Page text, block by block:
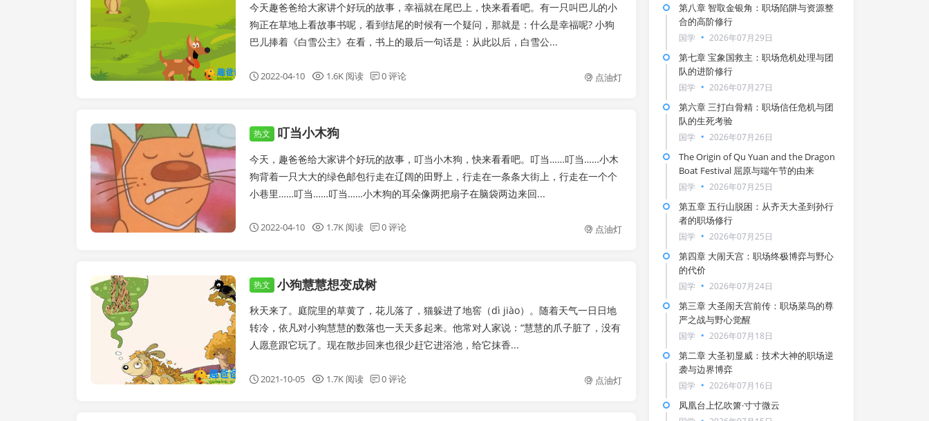
今天趣爸爸给大家讲个好玩的故事，幸福就在尾巴上，快来看看吧。有一只叫巴儿的小
狗正在草地上看故事书呢，看到结尾的时候有一个疑问，那就是：什么是幸福呢? 小狗
巴儿捧着《白雪公主》在看，书上的最后一句话是：从此以后，白雪公...
2022-04-10 1.6K 阅读 0 评论 点油灯
睡前故事
热文 叮当小木狗
今天，趣爸爸给大家讲个好玩的故事，叮当小木狗，快来看看吧。叮当……叮当……小木
狗背着一只大大的绿色邮包行走在辽阔的田野上，行走在一条条大街上，行走在一个个
小巷里……叮当……叮当……小木狗的耳朵像两把扇子在脑袋两边来回...
2022-04-10 1.7K 阅读 0 评论 点油灯
童话故事
热文 小狗慧慧想变成树
秋天来了。庭院里的草黄了，花儿落了，猫躲进了地窖（dì jiào）。随着天气一日日地
转冷，依凡对小狗慧慧的数落也一天天多起来。他常对人家说：“慧慧的爪子脏了，没有
人愿意跟它玩了。现在散步回来也很少赶它进浴池，给它抹香...
2021-10-05 1.7K 阅读 0 评论 点油灯
第八章 智取金银角：职场陷阱与资源整
合的高阶修行
国学 2026年07月29日
第七章 宝象国救主：职场危机处理与团
队的进阶修行
国学 2026年07月27日
第六章 三打白骨精：职场信任危机与团
队的生死考验
国学 2026年07月26日
The Origin of Qu Yuan and the Dragon
Boat Festival 屈原与端午节的由来
国学 2026年07月25日
第五章 五行山脱困：从齐天大圣到孙行
者的职场修行
国学 2026年07月25日
第四章 大闹天宫：职场终极博弈与野心
的代价
国学 2026年07月24日
第三章 大圣闹天宫前传：职场菜鸟的尊
严之战与野心觉醒
国学 2026年07月18日
第二章 大圣初显威：技术大神的职场逆
袭与边界博弈
国学 2026年07月16日
凤凰台上忆吹箫·寸寸微云